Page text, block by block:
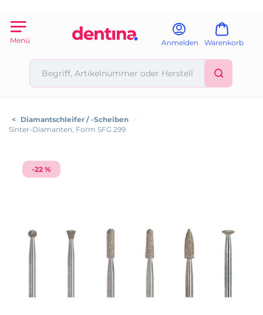
Menü Anmelden Warenkorb
< Diamantschleifer / -Scheiben >
Sinter-Diamanten, Form SFG 299
-22 %